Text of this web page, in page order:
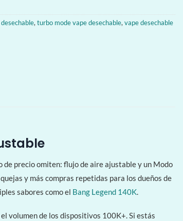
, turbo mode vape desechable, vape desechable
de precio omiten: flujo de aire ajustable y un Modo
y más compras repetidas para los dueños de
sabores como el Bang Legend 140K.
volumen de los dispositivos 100K+. Si estás